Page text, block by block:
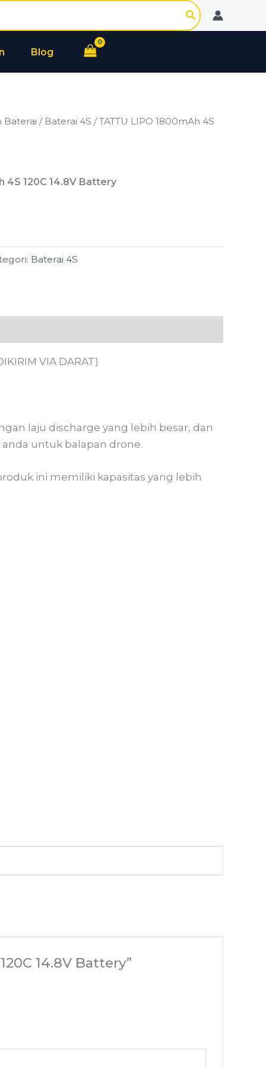
Blog
Baterai / Baterai 4S / TATTU LIPO 1800mAh 4S
4S 120C 14.8V Battery
Baterai 4S
VIA DARAT)
laju discharge yang lebih besar, dan
untuk balapan drone.
ini memiliki kapasitas yang lebih
14.8V Battery”